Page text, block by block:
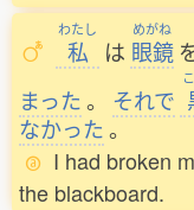
わたし
私 は
めがね
眼鏡
まった。 それで
なかった。
I had broken
the blackboard.